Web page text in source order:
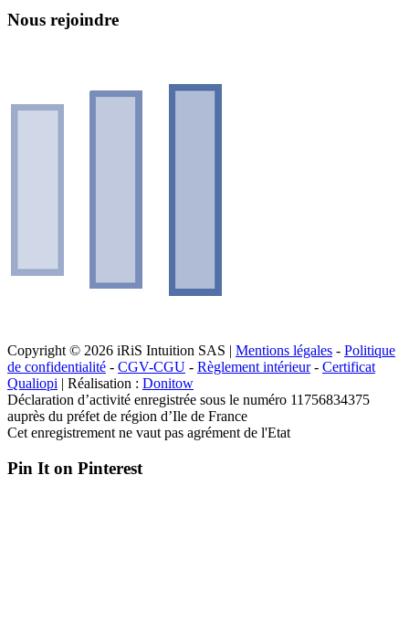
Nous rejoindre
Copyright © 2026 iRiS Intuition SAS | Mentions légales - Politique
de confidentialité - CGV-CGU - Règlement intérieur- Certificat
Qualiopi | Réalisation : Donitow
Déclaration d’activité enregistrée sous le numéro 11756834375
auprès du préfet de région d’Ile de France
Cet enregistrement ne vaut pas agrément de l'Etat
Pin It on Pinterest